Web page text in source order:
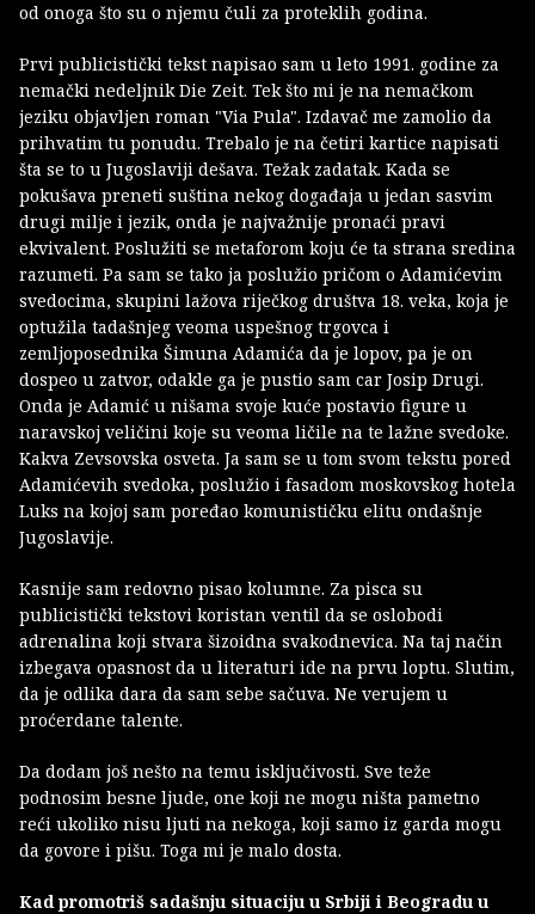
od onoga što su o njemu čuli za proteklih godina.
Prvi publicistički tekst napisao sam u leto 1991. godine za
nemački nedeljnik Die Zeit. Tek što mi je na nemačkom
jeziku objavljen roman "Via Pula". Izdavač me zamolio da
prihvatim tu ponudu. Trebalo je na četiri kartice napisati
šta se to u Jugoslaviji dešava. Težak zadatak. Kada se
pokušava preneti suština nekog događaja u jedan sasvim
drugi milje i jezik, onda je najvažnije pronaći pravi
ekvivalent. Poslužiti se metaforom koju će ta strana sredina
razumeti. Pa sam se tako ja poslužio pričom o Adamićevim
svedocima, skupini lažova riječkog društva 18. veka, koja je
optužila tadašnjeg veoma uspešnog trgovca i
zemljoposednika Šimuna Adamića da je lopov, pa je on
dospeo u zatvor, odakle ga je pustio sam car Josip Drugi.
Onda je Adamić u nišama svoje kuće postavio figure u
naravskoj veličini koje su veoma ličile na te lažne svedoke.
Kakva Zevsovska osveta. Ja sam se u tom svom tekstu pored
Adamićevih svedoka, poslužio i fasadom moskovskog hotela
Luks na kojoj sam poređao komunističku elitu ondašnje
Jugoslavije.
Kasnije sam redovno pisao kolumne. Za pisca su
publicistički tekstovi koristan ventil da se oslobodi
adrenalina koji stvara šizoidna svakodnevica. Na taj način
izbegava opasnost da u literaturi ide na prvu loptu. Slutim,
da je odlika dara da sam sebe sačuva. Ne verujem u
proćerdane talente.
Da dodam još nešto na temu isključivosti. Sve teže
podnosim besne ljude, one koji ne mogu ništa pametno
reći ukoliko nisu ljuti na nekoga, koji samo iz garda mogu
da govore i pišu. Toga mi je malo dosta.
Kad promotriš sadašnju situaciju u Srbiji i Beogradu u